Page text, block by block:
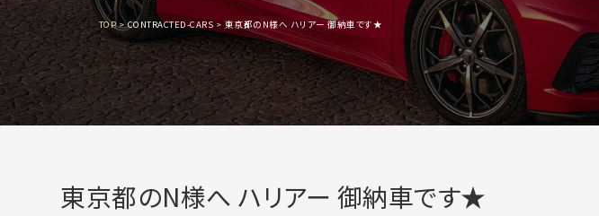
TOP CONTRACTED-CARS 東京都のN様へ ハリアー 御納車です★
東京都のN様へ ハリアー 御納車です★